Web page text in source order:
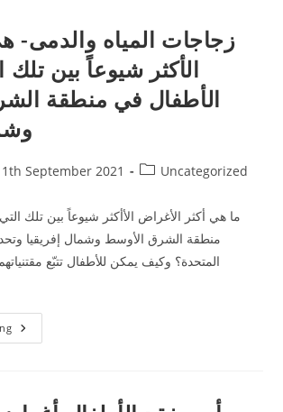
إفريقيا
حول
كيفية
تربية
الأبناء
وكيف
تشكيل
شخصيات
زجاجات المياه والدمى-
الأكثر شيوعاً بين تلك
الأطفال في منطقة
September 2021
PostUncategorized
ما هي أكثر الأغراض الأأكثر شيوعاً بين تلك
منطقة الشرق الأوسط وشمال إفريقيا
المتحدة؟ وكيف يمكن للأطفال تتبّع
زجاجات
المياه
شيوعاً